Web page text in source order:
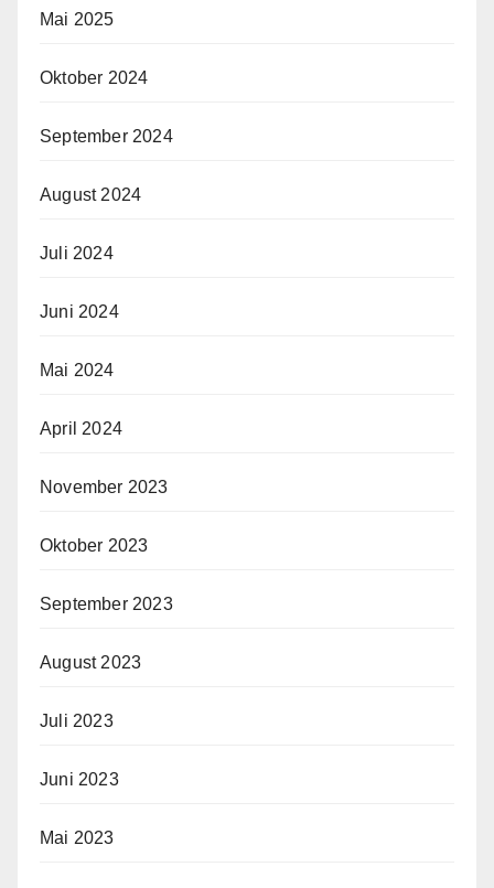
Mai 2025
Oktober 2024
September 2024
August 2024
Juli 2024
Juni 2024
Mai 2024
April 2024
November 2023
Oktober 2023
September 2023
August 2023
Juli 2023
Juni 2023
Mai 2023